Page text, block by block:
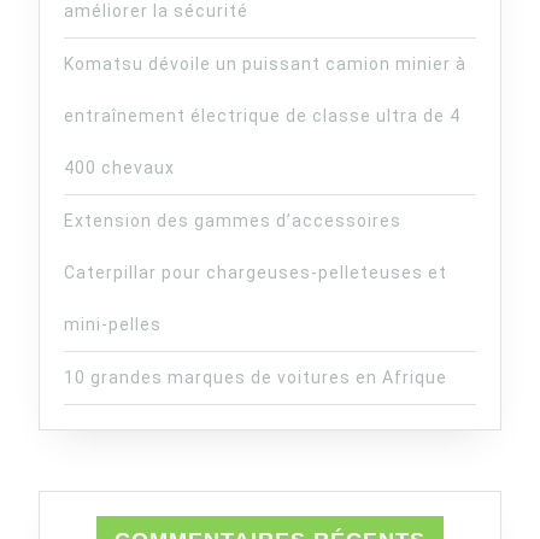
améliorer la sécurité
Komatsu dévoile un puissant camion minier à
entraînement électrique de classe ultra de 4
400 chevaux
Extension des gammes d’accessoires
Caterpillar pour chargeuses-pelleteuses et
mini-pelles
10 grandes marques de voitures en Afrique